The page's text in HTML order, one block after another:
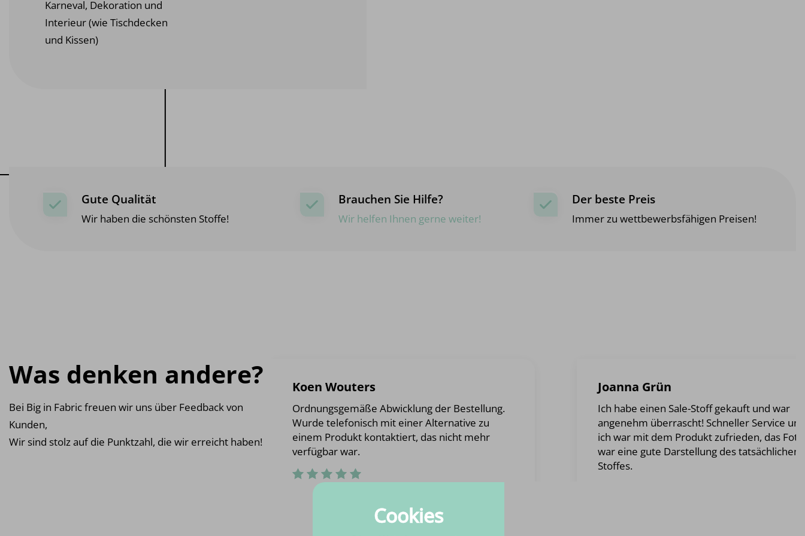
Karneval, Dekoration und
Interieur (wie Tischdecken
und Kissen)
Gute Qualität
Wir haben die schönsten Stoffe!
Brauchen Sie Hilfe?
Wir helfen Ihnen gerne weiter!
Der beste Preis
Immer zu wettbewerbsfähigen Preisen!
Was denken andere?
Bei Big in Fabric freuen wir uns über Feedback von
Kunden,
Wir sind stolz auf die Punktzahl, die wir erreicht haben!
Koen Wouters
Ordnungsgemäße Abwicklung der Bestellung.
Wurde telefonisch mit einer Alternative zu
einem Produkt kontaktiert, das nicht mehr
verfügbar war.
Joanna Grün
Ich habe einen Sale-Stoff gekauft und war
angenehm überrascht! Schneller Service
ich war mit dem Produkt zufrieden, das Foto
war eine gute Darstellung des tatsächlichen
Stoffes.
Cookies